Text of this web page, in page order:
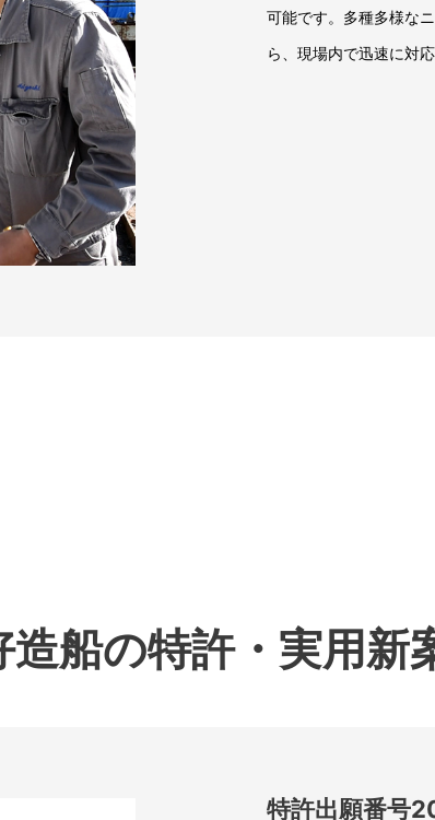
可能です。多種多様な
ら、現場内で迅速に対
造船の特許・実用新
特許出願番号